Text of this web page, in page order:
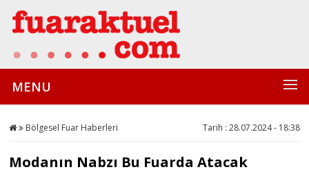
MENU
Bölgesel Fuar Haberleri Tarih : 28.07.2024 - 18:38
Modanın Nabzı Bu Fuarda Atacak